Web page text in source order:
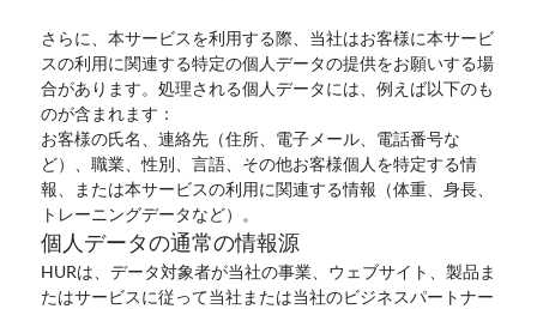
さらに、本サービスを利用する際、当社はお客様に本サービ
スの利用に関連する特定の個人データの提供をお願いする場
合があります。処理される個人データには、例えば以下のも
のが含まれます：
お客様の氏名、連絡先（住所、電子メール、電話番号な
ど）、職業、性別、言語、その他お客様個人を特定する情
報、または本サービスの利用に関連する情報（体重、身長、
トレーニングデータなど）。
個人データの通常の情報源
HURは、データ対象者が当社の事業、ウェブサイト、製品ま
たはサービスに従って当社または当社のビジネスパートナー